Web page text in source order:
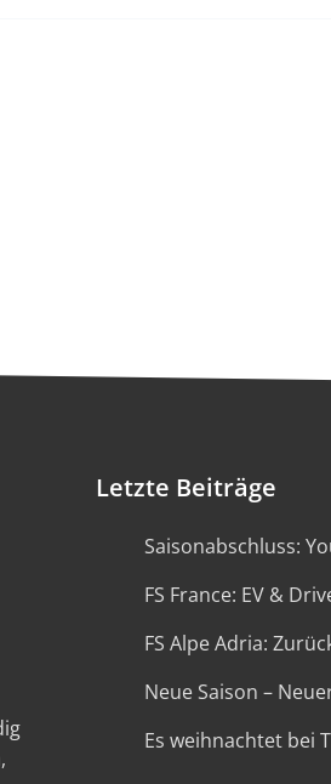
Letzte Beiträge
Saisonabschluss:
FS France: EV &
FS Alpe Adria:
Neue Saison –
Es weihnachtet bei